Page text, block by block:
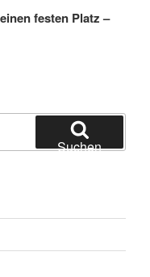
festen Platz –
Suchen